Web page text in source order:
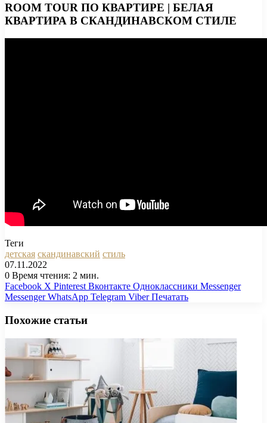
ROOM TOUR ПО КВАРТИРЕ | БЕЛАЯ
КВАРТИРА В СКАНДИНАВСКОМ СТИЛЕ
Теги
детская скандинавский стиль
07.11.2022
0 Время чтения: 2 мин.
Facebook X Pinterest Вконтакте Одноклассники Messenger
Messenger WhatsApp Telegram Viber Печатать
Похожие статьи